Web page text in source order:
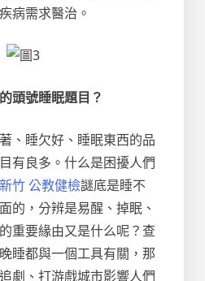
病需求醫治。
頭號睡眠題目？
、睡欠好、睡眠東西的品
有良多。什么是困擾人們
新竹 公教健檢謎底是睡不
的，分辨是易醒、掉眠、
重要緣由又是什么呢？查
睡都與一個工具有關，那
劇、打游戲城市影響人們